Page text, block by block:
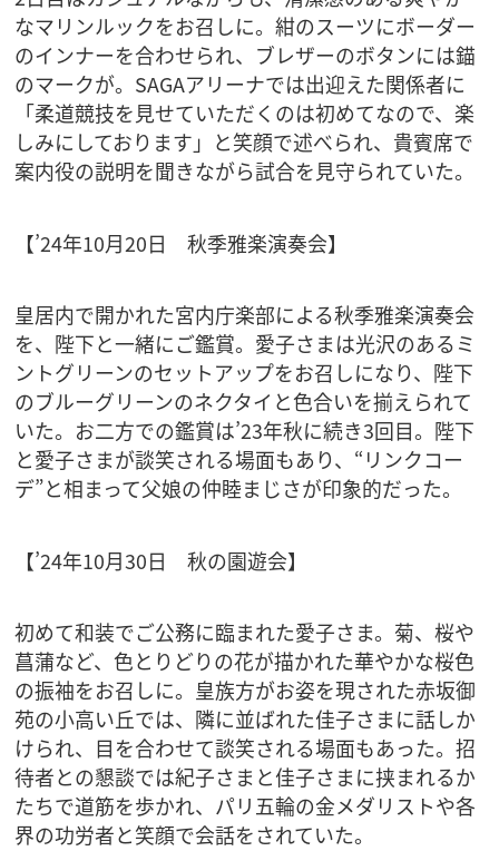
なマリンルックをお召しに。紺のスーツにボーダー
のインナーを合わせられ、ブレザーのボタンには錨
のマークが。SAGAアリーナでは出迎えた関係者に
「柔道競技を見せていただくのは初めてなので、楽
しみにしております」と笑顔で述べられ、貴賓席で
案内役の説明を聞きながら試合を見守られていた。
【’24年10月20日 秋季雅楽演奏会】
皇居内で開かれた宮内庁楽部による秋季雅楽演奏会
を、陛下と一緒にご鑑賞。愛子さまは光沢のあるミ
ントグリーンのセットアップをお召しになり、陛下
のブルーグリーンのネクタイと色合いを揃えられて
いた。お二方での鑑賞は’23年秋に続き3回目。陛下
と愛子さまが談笑される場面もあり、“リンクコー
デ”と相まって父娘の仲睦まじさが印象的だった。
【’24年10月30日 秋の園遊会】
初めて和装でご公務に臨まれた愛子さま。菊、桜や
菖蒲など、色とりどりの花が描かれた華やかな桜色
の振袖をお召しに。皇族方がお姿を現された赤坂御
苑の小高い丘では、隣に並ばれた佳子さまに話しか
けられ、目を合わせて談笑される場面もあった。招
待者との懇談では紀子さまと佳子さまに挟まれるか
たちで道筋を歩かれ、パリ五輪の金メダリストや各
界の功労者と笑顔で会話をされていた。